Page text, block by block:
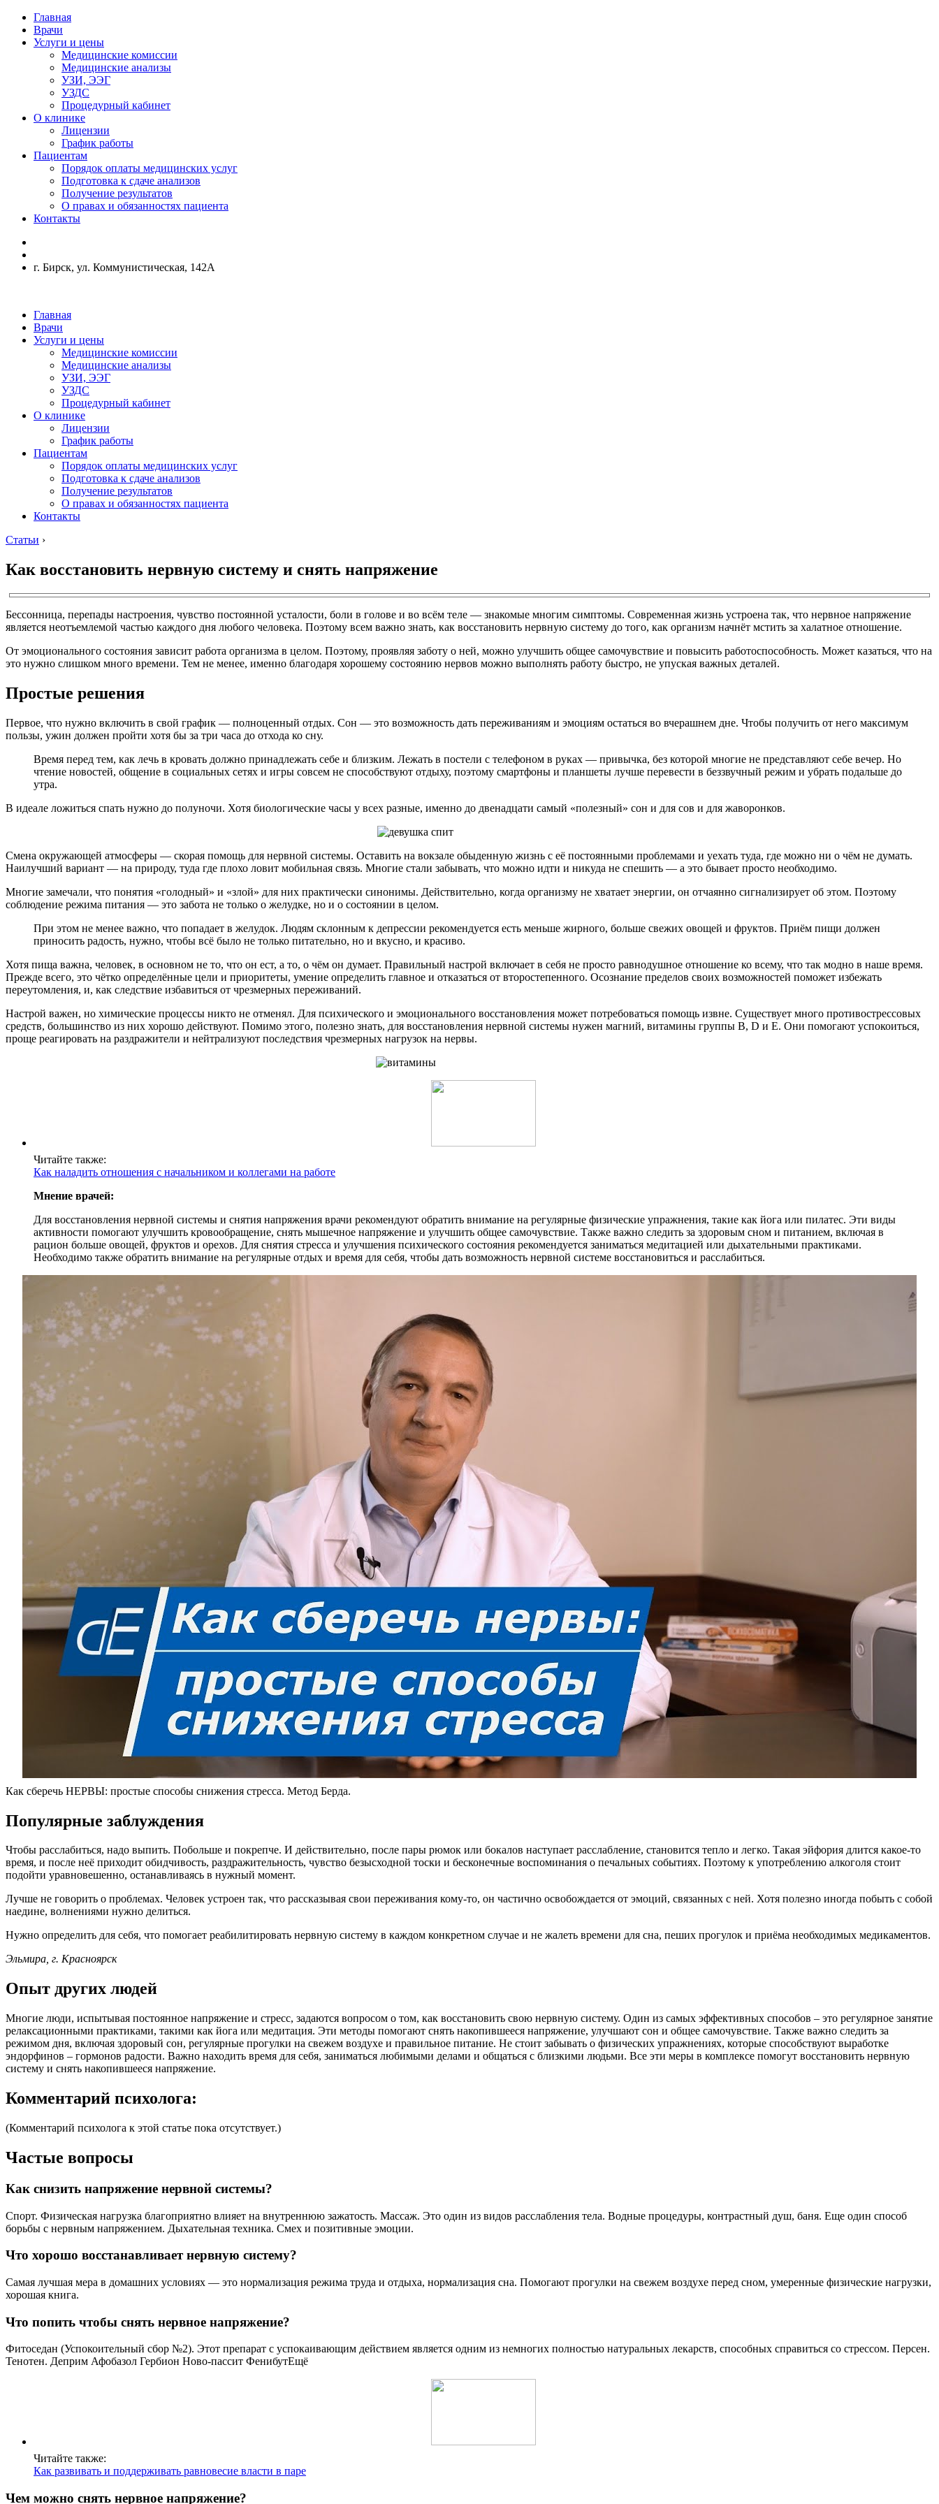
Главная
Врачи
Услуги и цены
Медицинские комиссии
Медицинские анализы
УЗИ, ЭЭГ
УЗДС
Процедурный кабинет
О клинике
Лицензии
График работы
Пациентам
Порядок оплаты медицинских услуг
Подготовка к сдаче анализов
Получение результатов
О правах и обязанностях пациента
Контакты
г. Бирск, ул. Коммунистическая, 142А
Главная
Врачи
Услуги и цены
Медицинские комиссии
Медицинские анализы
УЗИ, ЭЭГ
УЗДС
Процедурный кабинет
О клинике
Лицензии
График работы
Пациентам
Порядок оплаты медицинских услуг
Подготовка к сдаче анализов
Получение результатов
О правах и обязанностях пациента
Контакты
Статьи ›
Как восстановить нервную систему и снять напряжение
Бессонница, перепады настроения, чувство постоянной усталости, боли в голове и во всём теле — знакомые многим симптомы. Современная жизнь устроена так, что нервное напряжение
является неотъемлемой частью каждого дня любого человека. Поэтому всем важно знать, как восстановить нервную систему до того, как организм начнёт мстить за халатное отношение.
От эмоционального состояния зависит работа организма в целом. Поэтому, проявляя заботу о ней, можно улучшить общее самочувствие и повысить работоспособность. Может казаться, что на
это нужно слишком много времени. Тем не менее, именно благодаря хорошему состоянию нервов можно выполнять работу быстро, не упуская важных деталей.
Простые решения
Первое, что нужно включить в свой график — полноценный отдых. Сон — это возможность дать переживаниям и эмоциям остаться во вчерашнем дне. Чтобы получить от него максимум
пользы, ужин должен пройти хотя бы за три часа до отхода ко сну.
Время перед тем, как лечь в кровать должно принадлежать себе и близким. Лежать в постели с телефоном в руках — привычка, без которой многие не представляют себе вечер. Но
чтение новостей, общение в социальных сетях и игры совсем не способствуют отдыху, поэтому смартфоны и планшеты лучше перевести в беззвучный режим и убрать подальше до
утра.
В идеале ложиться спать нужно до полуночи. Хотя биологические часы у всех разные, именно до двенадцати самый «полезный» сон и для сов и для жаворонков.
Смена окружающей атмосферы — скорая помощь для нервной системы. Оставить на вокзале обыденную жизнь с её постоянными проблемами и уехать туда, где можно ни о чём не думать.
Наилучший вариант — на природу, туда где плохо ловит мобильная связь. Многие стали забывать, что можно идти и никуда не спешить — а это бывает просто необходимо.
Многие замечали, что понятия «голодный» и «злой» для них практически синонимы. Действительно, когда организму не хватает энергии, он отчаянно сигнализирует об этом. Поэтому
соблюдение режима питания — это забота не только о желудке, но и о состоянии в целом.
При этом не менее важно, что попадает в желудок. Людям склонным к депрессии рекомендуется есть меньше жирного, больше свежих овощей и фруктов. Приём пищи должен
приносить радость, нужно, чтобы всё было не только питательно, но и вкусно, и красиво.
Хотя пища важна, человек, в основном не то, что он ест, а то, о чём он думает. Правильный настрой включает в себя не просто равнодушное отношение ко всему, что так модно в наше время.
Прежде всего, это чётко определённые цели и приоритеты, умение определить главное и отказаться от второстепенного. Осознание пределов своих возможностей поможет избежать
переутомления, и, как следствие избавиться от чрезмерных переживаний.
Настрой важен, но химические процессы никто не отменял. Для психического и эмоционального восстановления может потребоваться помощь извне. Существует много противострессовых
средств, большинство из них хорошо действуют. Помимо этого, полезно знать, для восстановления нервной системы нужен магний, витамины группы B, D и E. Они помогают успокоиться,
проще реагировать на раздражители и нейтрализуют последствия чрезмерных нагрузок на нервы.
Читайте также:
Как наладить отношения с начальником и коллегами на работе
Мнение врачей:
Для восстановления нервной системы и снятия напряжения врачи рекомендуют обратить внимание на регулярные физические упражнения, такие как йога или пилатес. Эти виды
активности помогают улучшить кровообращение, снять мышечное напряжение и улучшить общее самочувствие. Также важно следить за здоровым сном и питанием, включая в
рацион больше овощей, фруктов и орехов. Для снятия стресса и улучшения психического состояния рекомендуется заниматься медитацией или дыхательными практиками.
Необходимо также обратить внимание на регулярные отдых и время для себя, чтобы дать возможность нервной системе восстановиться и расслабиться.
Как сберечь НЕРВЫ: простые способы снижения стресса. Метод Берда.
Популярные заблуждения
Чтобы расслабиться, надо выпить. Побольше и покрепче. И действительно, после пары рюмок или бокалов наступает расслабление, становится тепло и легко. Такая эйфория длится какое-то
время, и после неё приходит обидчивость, раздражительность, чувство безысходной тоски и бесконечные воспоминания о печальных событиях. Поэтому к употреблению алкоголя стоит
подойти уравновешенно, останавливаясь в нужный момент.
Лучше не говорить о проблемах. Человек устроен так, что рассказывая свои переживания кому-то, он частично освобождается от эмоций, связанных с ней. Хотя полезно иногда побыть с собой
наедине, волнениями нужно делиться.
Нужно определить для себя, что помогает реабилитировать нервную систему в каждом конкретном случае и не жалеть времени для сна, пеших прогулок и приёма необходимых медикаментов.
Эльмира, г. Красноярск
Опыт других людей
Многие люди, испытывая постоянное напряжение и стресс, задаются вопросом о том, как восстановить свою нервную систему. Один из самых эффективных способов – это регулярное занятие
релаксационными практиками, такими как йога или медитация. Эти методы помогают снять накопившееся напряжение, улучшают сон и общее самочувствие. Также важно следить за
режимом дня, включая здоровый сон, регулярные прогулки на свежем воздухе и правильное питание. Не стоит забывать о физических упражнениях, которые способствуют выработке
эндорфинов – гормонов радости. Важно находить время для себя, заниматься любимыми делами и общаться с близкими людьми. Все эти меры в комплексе помогут восстановить нервную
систему и снять накопившееся напряжение.
Комментарий психолога:
(Комментарий психолога к этой статье пока отсутствует.)
Частые вопросы
Как снизить напряжение нервной системы?
Спорт. Физическая нагрузка благоприятно влияет на внутреннюю зажатость. Массаж. Это один из видов расслабления тела. Водные процедуры, контрастный душ, баня. Еще один способ
борьбы с нервным напряжением. Дыхательная техника. Смех и позитивные эмоции.
Что хорошо восстанавливает нервную систему?
Самая лучшая мера в домашних условиях — это нормализация режима труда и отдыха, нормализация сна. Помогают прогулки на свежем воздухе перед сном, умеренные физические нагрузки,
хорошая книга.
Что попить чтобы снять нервное напряжение?
Фитоседан (Успокоительный сбор №2). Этот препарат с успокаивающим действием является одним из немногих полностью натуральных лекарств, способных справиться со стрессом. Персен.
Тенотен. Деприм Афобазол Гербион Ново-пассит ФенибутЕщё
Читайте также:
Как развивать и поддерживать равновесие власти в паре
Чем можно снять нервное напряжение?